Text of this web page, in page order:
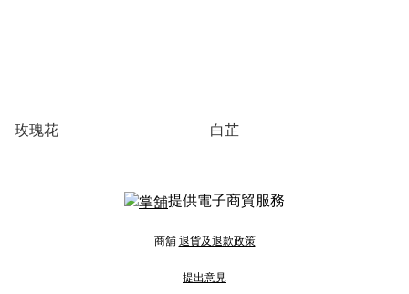
玫瑰花 白芷
提供電子商貿服務
商舖 退貨及退款政策
提出意見